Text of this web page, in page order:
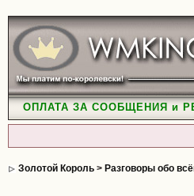
ОПЛАТА ЗА СООБЩЕНИЯ и
Золотой Король> Разговоры обо